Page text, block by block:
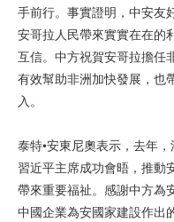
手前行。事實證明，中安友
安哥拉人民帶來實實在在的
互信。中方祝賀安哥拉擔任
有效幫助非洲加快發展，也
入。
泰特•安東尼奧表示，去年
習近平主席成功會晤，推動
帶來重要福祉。感謝中方為
中國企業為安國家建設作出